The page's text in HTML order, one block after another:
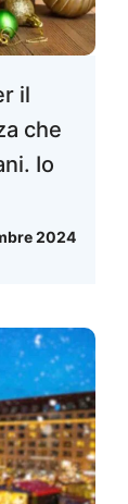
il
che
Io
2024